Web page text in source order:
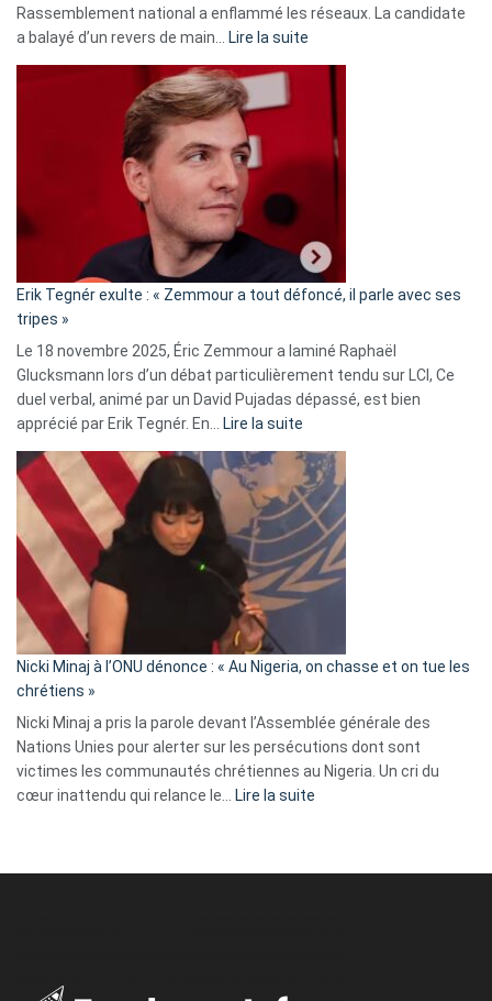
Rassemblement national a enflammé les réseaux. La candidate
a balayé d’un revers de main…
Lire la suite
d’alliance
secrète
«
C’est
fake
news
»
Erik Tegnér exulte : « Zemmour a tout défoncé, il parle avec ses
tripes »
Le 18 novembre 2025, Éric Zemmour a laminé Raphaël
Glucksmann lors d’un débat particulièrement tendu sur LCI, Ce
duel verbal, animé par un David Pujadas dépassé, est bien
apprécié par Erik Tegnér. En…
Lire la suite
Tegnér
exulte
« Zemmour
a
tout
parle
ses
tripes »
Nicki Minaj à l’ONU dénonce : « Au Nigeria, on chasse et on tue les
chrétiens »
Nicki Minaj a pris la parole devant l’Assemblée générale des
Nations Unies pour alerter sur les persécutions dont sont
victimes les communautés chrétiennes au Nigeria. Un cri du
cœur inattendu qui relance le…
Lire la suite